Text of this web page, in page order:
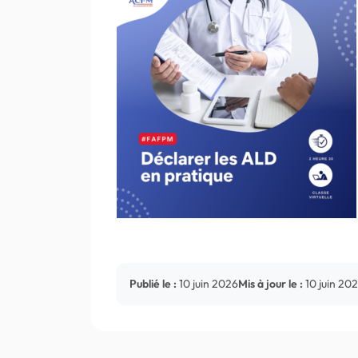
Publié le : 10 juin 2026Mis à jour le : 10 juin